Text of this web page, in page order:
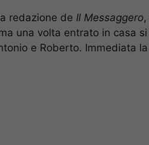
redazione de Il Messaggero
una volta entrato in casa
e Roberto. Immediata